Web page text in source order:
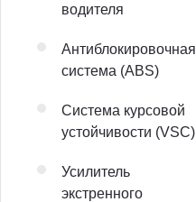
водителя
Антиблокировочная
система (ABS)
Система курсовой
устойчивости (VSC)
Усилитель
экстренного